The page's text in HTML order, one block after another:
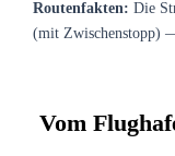
Routenfakten: Die
(mit Zwischenstopp)
Vom